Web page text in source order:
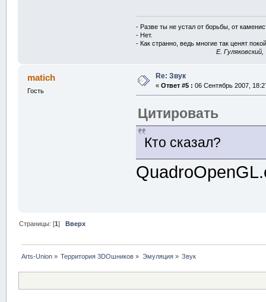
- Разве ты не устал от борьбы, от
- Нет.
- Как странно, ведь многие так ценят
E.
matich
Гость
Re: Звук
« Ответ #5 : 06 Сентябрь 2007,
Цитировать
Кто сказал?
Страницы: [1] Вверх
Arts-Union » Территория 3DOшников » Эмуляция» Звук